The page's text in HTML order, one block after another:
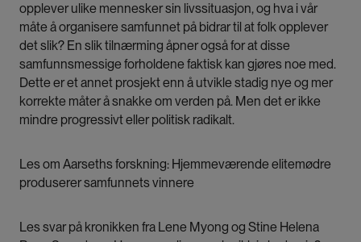
opplever ulike mennesker sin livssituasjon, og hva i vår
måte å organisere samfunnet på bidrar til at folk opplever
det slik? En slik tilnærming åpner også for at disse
samfunnsmessige forholdene faktisk kan gjøres noe med.
Dette er et annet prosjekt enn å utvikle stadig nye og mer
korrekte måter å snakke om verden på. Men det er ikke
mindre progressivt eller politisk radikalt.
Les om Aarseths forskning: Hjemmeværende elitemødre
produserer samfunnets vinnere
Les svar på kronikken fra Lene Myong og Stine Helena